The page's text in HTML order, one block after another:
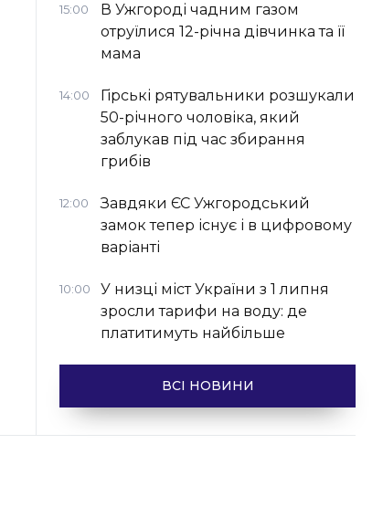
15:00
В Ужгороді чадним газом
отруїлися 12-річна дівчинка та її
мама
14:00
Гірські рятувальники розшукали
50-річного чоловіка, який
заблукав під час збирання
грибів
12:00
Завдяки ЄС Ужгородський
замок тепер існує і в цифровому
варіанті
10:00
У низці міст України з 1 липня
зросли тарифи на воду: де
платитимуть найбільше
ВСІ НОВИНИ